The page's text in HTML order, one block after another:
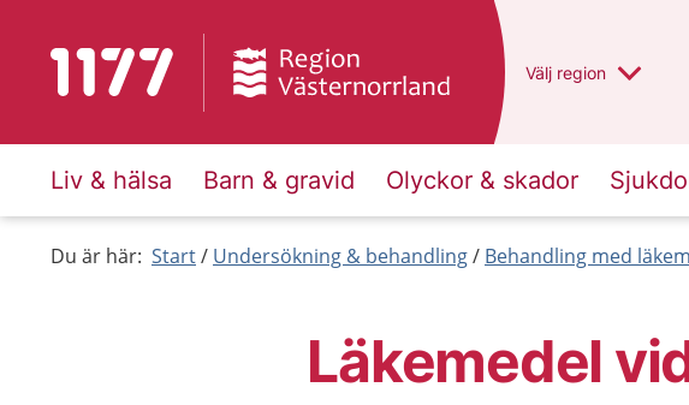
Till startsidan för 1177 Du har valt region
Välj en annan
region
Liv & hälsa Barn & gravid Olyckor & skador
Du är här: Start Undersökning & behandling Behandling med
Läkemedel